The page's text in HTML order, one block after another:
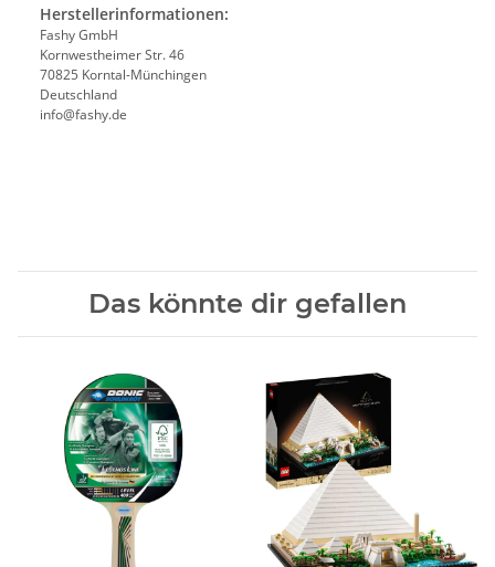
Herstellerinformationen:
Fashy GmbH
Kornwestheimer Str. 46
70825 Korntal-Münchingen
Deutschland
info@fashy.de
Das könnte dir gefallen